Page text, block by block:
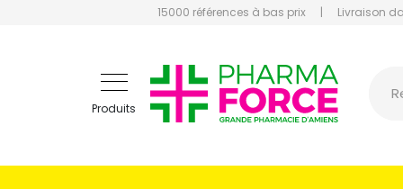
15000 références à bas prix | Livraison
Produits